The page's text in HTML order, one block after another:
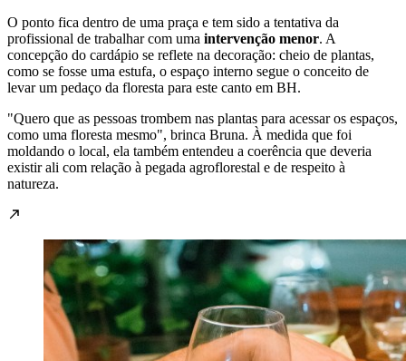
O ponto fica dentro de uma praça e tem sido a tentativa da
profissional de trabalhar com uma intervenção menor. A
concepção do cardápio se reflete na decoração: cheio de plantas,
como se fosse uma estufa, o espaço interno segue o conceito de
levar um pedaço da floresta para este canto em BH.
"Quero que as pessoas trombem nas plantas para acessar os espaços,
como uma floresta mesmo", brinca Bruna. À medida que foi
moldando o local, ela também entendeu a coerência que deveria
existir ali com relação à pegada agroflorestal e de respeito à
natureza.